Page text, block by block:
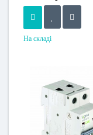
На складі
Напруга живлення